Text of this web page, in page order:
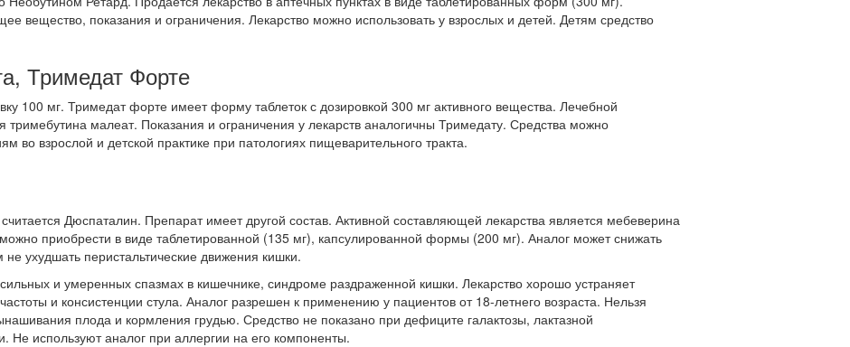
вещество, показания и ограничения. Лекарство можно использовать у взрослых и детей. Детям средство
Тримедат Форте
100 мг. Тримедат форте имеет форму таблеток с дозировкой 300 мг активного вещества. Лечебной
тримебутина малеат. Показания и ограничения у лекарств аналогичны Тримедату. Средства можно
во взрослой и детской практике при патологиях пищеварительного тракта.
Дюспаталин. Препарат имеет другой состав. Активной составляющей лекарства является мебеверина
приобрести в виде таблетированной (135 мг), капсулированной формы (200 мг). Аналог может снижать
ухудшать перистальтические движения кишки.
и умеренных спазмах в кишечнике, синдроме раздраженной кишки. Лекарство хорошо устраняет
и консистенции стула. Аналог разрешен к применению у пациентов от 18-летнего возраста. Нельзя
плода и кормления грудью. Средство не показано при дефиците галактозы, лактазной
Не используют аналог при аллергии на его компоненты.